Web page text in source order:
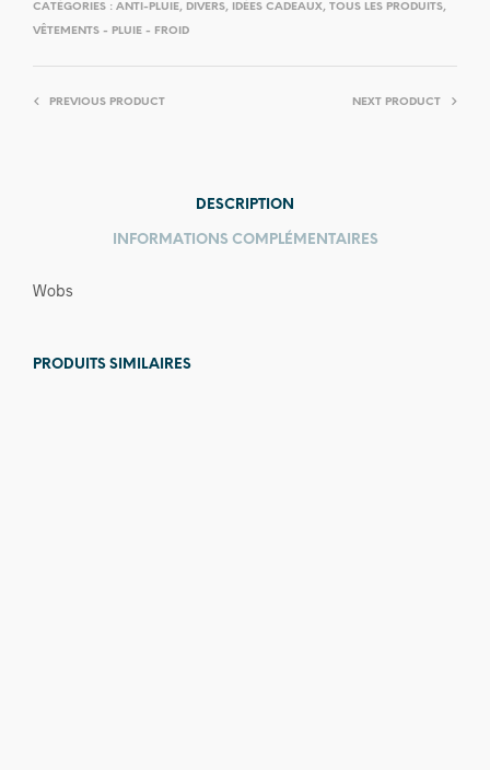
CATÉGORIES : ANTI-PLUIE, DIVERS, IDÉES CADEAUX, TOUS LES PRODUITS,
VÊTEMENTS - PLUIE - FROID
PREVIOUS PRODUCT NEXT PRODUCT
DESCRIPTION
INFORMATIONS COMPLÉMENTAIRES
Wobs
PRODUITS SIMILAIRES